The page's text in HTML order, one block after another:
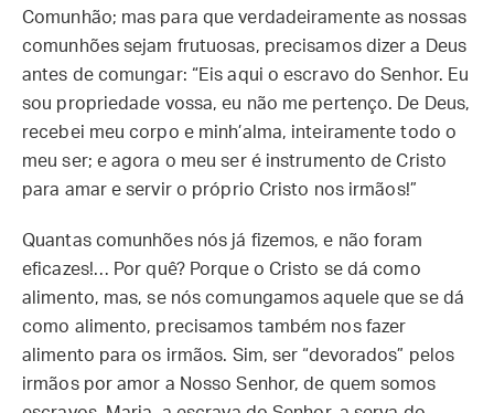
Comunhão; mas para que verdadeiramente as nossas
comunhões sejam frutuosas, precisamos dizer a Deus
antes de comungar: “Eis aqui o escravo do Senhor. Eu
sou propriedade vossa, eu não me pertenço. De Deus,
recebei meu corpo e minh’alma, inteiramente todo o
meu ser; e agora o meu ser é instrumento de Cristo
para amar e servir o próprio Cristo nos irmãos!”
Quantas comunhões nós já fizemos, e não foram
eficazes!… Por quê? Porque o Cristo se dá como
alimento, mas, se nós comungamos aquele que se dá
como alimento, precisamos também nos fazer
alimento para os irmãos. Sim, ser “devorados” pelos
irmãos por amor a Nosso Senhor, de quem somos